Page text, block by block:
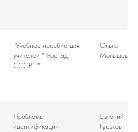
"Учебное пособие для
учителей ""Распад
СССР"""
Ольга
Малышева
Проблемы
идентификации
Евгений
Гуськов